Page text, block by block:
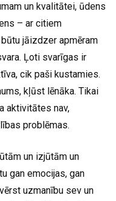
un kvalitātei, ūdens
– ar citiem
jāizdzer apmēram
Ļoti svarīgas ir
cik paši kustamies.
kļūst lēnāka. Tikai
aktivitātes nav,
problēmas.
un izjūtām un
gan emocijas, gan
uzmanību sev un